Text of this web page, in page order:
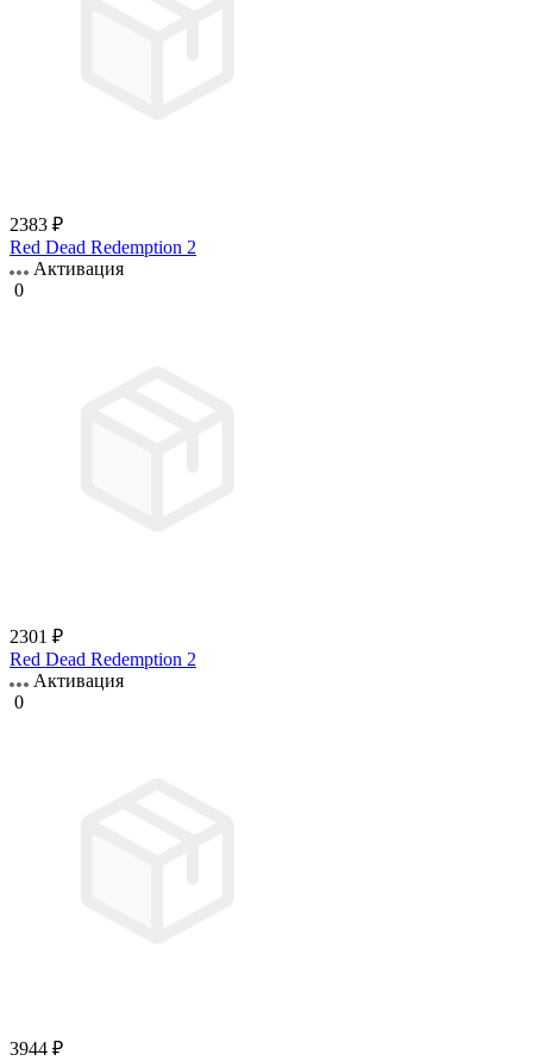
2383 ₽
Red Dead Redemption 2
Активация
0
2301 ₽
Red Dead Redemption 2
Активация
0
3944 ₽